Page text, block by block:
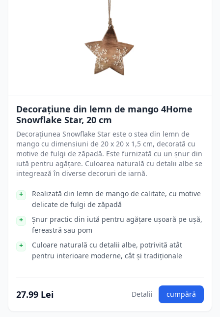
Decorațiune din lemn de mango 4Home
Snowflake Star, 20 cm
Decorațiunea Snowflake Star este o stea din lemn de
mango cu dimensiuni de 20 x 20 x 1,5 cm, decorată cu
motive de fulgi de zăpadă. Este furnizată cu un șnur din
iută pentru agățare. Culoarea naturală cu detalii albe se
integrează în diverse decoruri de iarnă.
Realizată din lemn de mango de calitate, cu motive
delicate de fulgi de zăpadă
Șnur practic din iută pentru agățare ușoară pe ușă,
fereastră sau pom
Culoare naturală cu detalii albe, potrivită atât
pentru interioare moderne, cât și tradiționale
27.99 Lei Detalii cumpără